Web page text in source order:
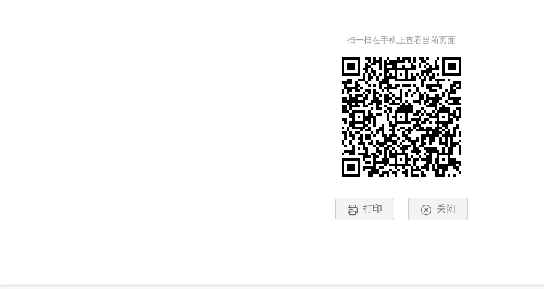
扫一扫在手机上查看当前页面
打印 关闭